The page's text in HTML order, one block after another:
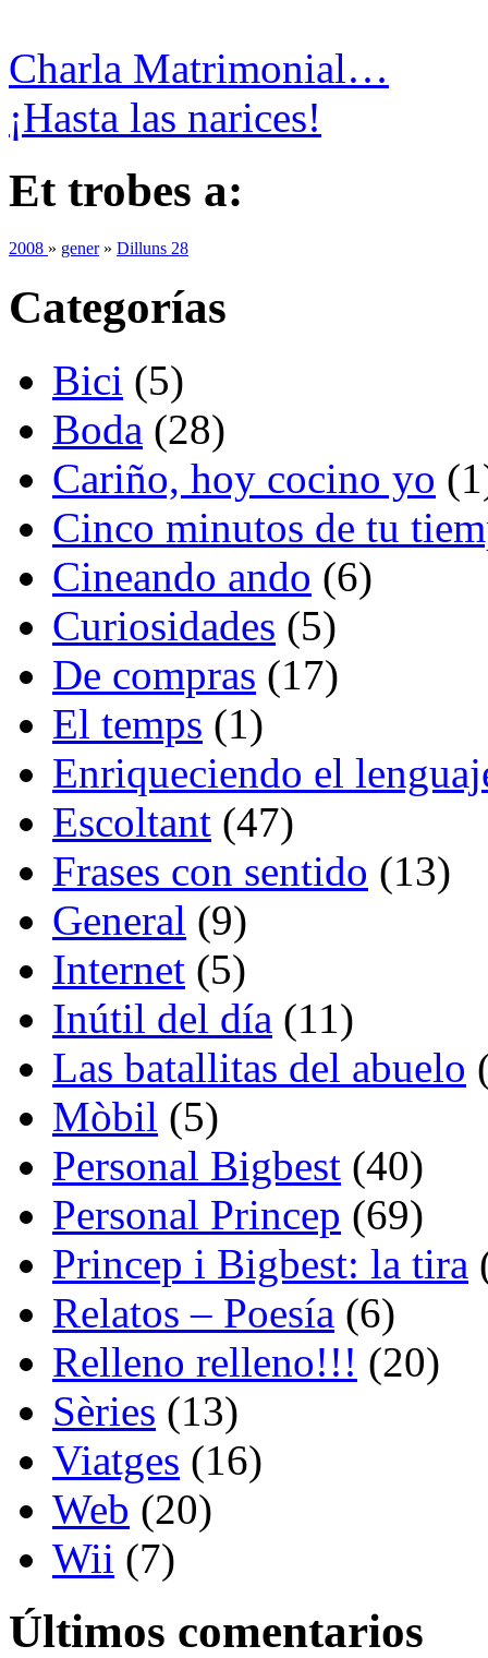
Charla Matrimonial…
¡Hasta las narices!
Et trobes a:
2008 » gener » Dilluns 28
Categorías
Bici (5)
Boda (28)
Cariño, hoy cocino yo
Cinco minutos de tu
Cineando ando (6)
Curiosidades (5)
De compras (17)
El temps (1)
Enriqueciendo el
Escoltant (47)
Frases con sentido (13)
General (9)
Internet (5)
Inútil del día (11)
Las batallitas del abuelo
Mòbil (5)
Personal Bigbest (40)
Personal Princep (69)
Princep i Bigbest: la tira
Relatos – Poesía (6)
Relleno relleno!!! (20)
Sèries (13)
Viatges (16)
Web (20)
Wii (7)
Últimos comentarios